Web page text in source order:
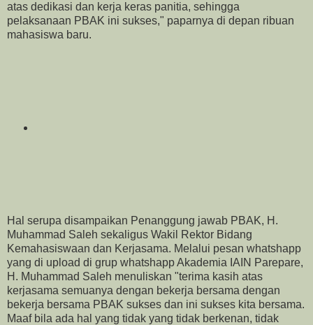
atas dedikasi dan kerja keras panitia, sehingga
pelaksanaan PBAK ini sukses," paparnya di depan ribuan
mahasiswa baru.
Hal serupa disampaikan Penanggung jawab PBAK, H.
Muhammad Saleh sekaligus Wakil Rektor Bidang
Kemahasiswaan dan Kerjasama. Melalui pesan whatshapp
yang di upload di grup whatshapp Akademia IAIN Parepare,
H. Muhammad Saleh menuliskan "terima kasih atas
kerjasama semuanya dengan bekerja bersama dengan
bekerja bersama PBAK sukses dan ini sukses kita bersama.
Maaf bila ada hal yang tidak yang tidak berkenan, tidak